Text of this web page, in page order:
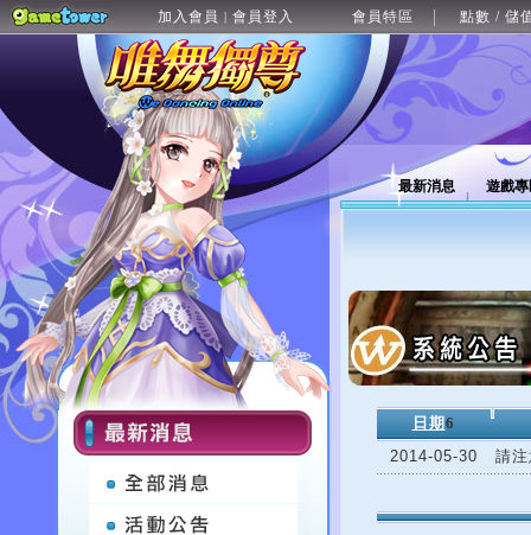
加入會員 | 會員登入 會員特區 點數 / 儲
最新消息 遊戲
日期 6
2014-05-30
請